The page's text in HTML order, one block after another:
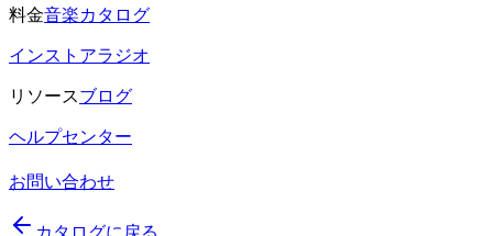
料金音楽カタログ
インストアラジオ
リソースブログ
ヘルプセンター
お問い合わせ
カタログに戻る